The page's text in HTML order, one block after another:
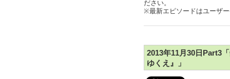
ださい。
※最新エピソードはユーザ
2013年11月30日Part3
ゆくえ』」